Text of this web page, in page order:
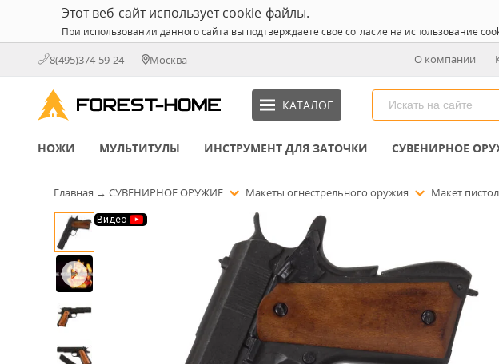
Этот веб-сайт использует cookie-файлы.
При использовании данного сайта вы подтверждаете свое согласие на использование
8(495)374-59-24 Москва О компании
КАТАЛОГ
НОЖИ МУЛЬТИТУЛЫ ИНСТРУМЕНТ ДЛЯ ЗАТОЧКИ СУВЕНИРНОЕ
Главная → СУВЕНИРНОЕ ОРУЖИЕ Макеты огнестрельного оружия Макет
Видео